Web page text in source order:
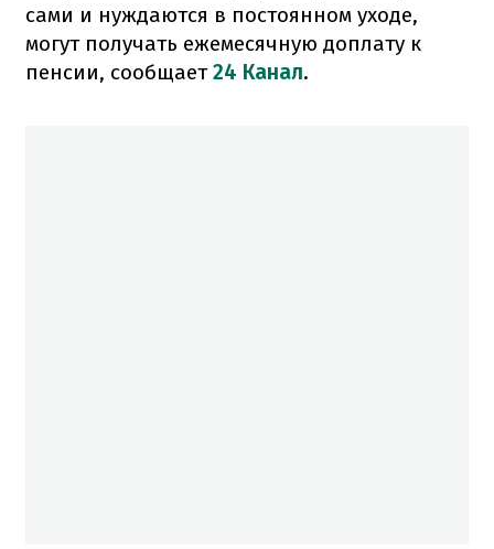
сами и нуждаются в постоянном уходе,
могут получать ежемесячную доплату к
пенсии, сообщает24 Канал.